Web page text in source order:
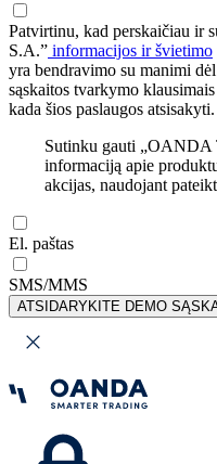
Patvirtinu, kad perskaičiau ir
S.A.” informacijos ir švietimo
yra bendravimo su manimi
sąskaitos tvarkymo
kada šios paslaugos atsisakyti.
Sutinku gauti „OANDA
informaciją apie
akcijas, naudojant
El. paštas
SMS/MMS
ATSIDARYKITE DEMO